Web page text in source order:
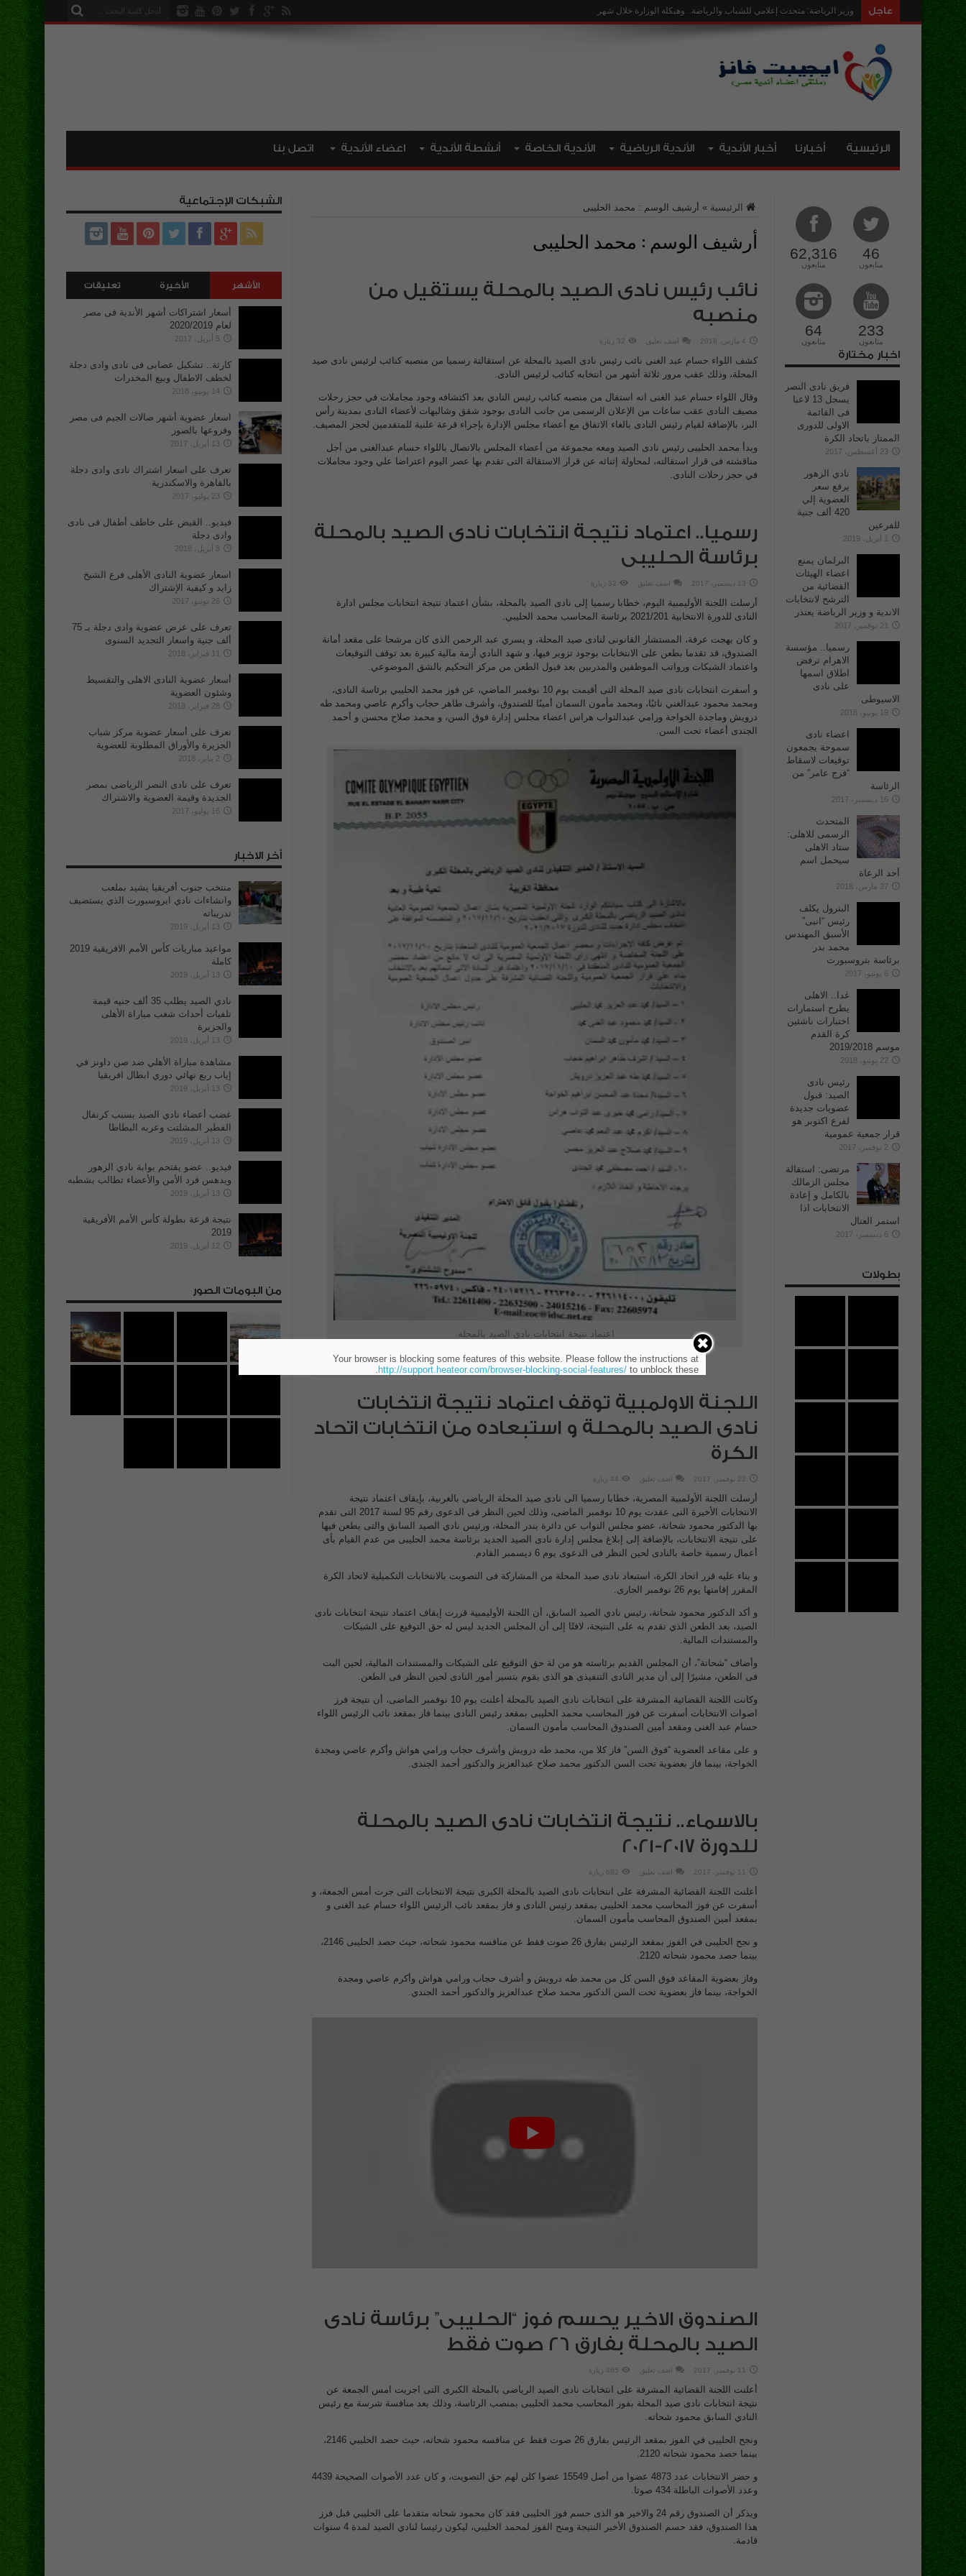
عاجل ارض نادى رويال ح
الرئيسية أخبارنا أخبار الأندية الأندية الرياضية الأندية الخاصة أنشطة الأندية اعضاء الأندية اتصل بنا
الرئيسية » أرشيف الوسم : محمد الحليبى
أرشيف الوسم : محمد الحليبى
نائب رئيس نادى الصيد بالمحلة يستقيل من
منصبه
4 مارس، 2018 اضف تعليق 32 زيارة
كشف اللواء حسام عبد الغنى نائب رئيس نادى الصيد بالمحلة عن استقالتة رسميا من منصبه كنائب لرئيس نادى صيد
المحلة، وذلك عقب مرور ثلاثة أشهر من انتخابه كنائب لرئيس النادى.
وقال اللواء حسام عبد الغنى انه استقال من منصبه كنائب رئيس النادي بعد اكتشافه وجود مجاملات في حجز رحلات
مصيف النادى عقب ساعات من الإعلان الرسمى من جانب النادى بوجود شقق وشاليهات لأعضاء النادى بمدينة رأس
البر، بالإضافة لقيام رئيس النادى بالغاء الاتفاق مع أعضاء مجلس الإدارة بإجراء قرعة علنية للمتقدمين لحجز المصيف.
وبدأ محمد الحليبى رئيس نادى الصيد ومعه مجموعة من أعضاء المجلس بالاتصال باللواء حسام عبدالغنى من أجل
مناقشته فى قرار استقالته، لمحاولة إثنائه عن قرار الاستقالة التى تقدم بها عصر اليوم اعتراضا علي وجود مجاملات
في حجز رحلات النادى.
رسميا.. اعتماد نتيجة انتخابات نادى الصيد بالمحلة
برئاسة الحليبى
13 ديسمبر، 2017 اضف تعليق 32 زيارة
أرسلت اللجنة الأوليمبية اليوم، خطابا رسميا إلى نادى الصيد بالمحلة، بشأن اعتماد نتيجة انتخابات مجلس ادارة
النادى للدورة الانتخابية 2021/201 برئاسة المحاسب محمد الحليبي.
و كان بهجت عرفة، المستشار القانونى لنادى صيد المحلة، و يسري عبد الرحمن الذى كان مرشحا على مقعد أمانة
الصندوق، قد تقدما بطعن على الانتخابات بوجود تزوير فيها، و شهد النادي أزمة مالية كبيرة بعد توقف التوقيعات
واعتماد الشيكات ورواتب الموظفين والمدربين بعد قبول الطعن من مركز التحكيم بالشق الموضوعي.
و أسفرت انتخابات نادى صيد المحلة التى أقيمت يوم 10 نوفمبر الماضي، عن فوز محمد الحليبي برئاسة النادى،
ومحمد محمود عبدالغني نائبًا، ومحمد مأمون السمان أمينًا للصندوق، وأشرف طاهر حجاب وأكرم عاصي ومحمد طه
درويش وماجدة الخواجة ورامي عبدالتواب هراس اعضاء مجلس إدارة فوق السن، و محمد صلاح محسن و أحمد
الجندى أعضاء تحت السن.
اعتماد نتيجة انتخابات نادى الصيد بالمحلة.
اللجنة الاولمبية توقف اعتماد نتيجة انتخابات
نادى الصيد بالمحلة و استبعاده من انتخابات اتحاد
الكرة
22 نوفمبر، 2017 اضف تعليق 44 زيارة
أرسلت اللجنة الأولمبية المصرية، خطابا رسميا الى نادى صيد المحلة الرياضى بالغربية، بإيقاف اعتماد نتيجة
الانتخابات الأخيرة التى عقدت يوم 10 نوفمبر الماضى، وذلك لحين النظر فى الدعوى رقم 95 لسنة 2017 التى تقدم
بها الدكتور محمود شحاتة، عضو مجلس النواب عن دائرة بندر المحلة، ورئيس نادي الصيد السابق والتى يطعن فيها
على نتيجة الانتخابات، بالإضافة إلى إبلاغ مجلس إدارة نادى الصيد الجديد برئاسة محمد الحليبى من عدم القيام بأى
أعمال رسمية خاصة بالنادى لحين النظر فى الدعوى يوم 6 ديسمبر القادم.
و بناء عليه قرر اتحاد الكرة، استبعاد نادى صيد المحلة من المشاركة فى التصويت بالانتخابات التكميلية لاتحاد الكرة
المقرر إقامتها يوم 26 نوفمبر الجارى.
و أكد الدكتور محمود شحاتة، رئيس نادي الصيد السابق، أن اللجنة الأوليمبية قررت إيقاف اعتماد نتيجة انتخابات نادى
الصيد، بعد الطعن الذي تقدم به على النتيجة، لافتًا إلى أن المجلس الجديد ليس له حق التوقيع على الشيكات
والمستندات المالية.
وأضاف “شحاتة”، أن المجلس القديم برئاسته هو من لة حق التوقيع على الشيكات والمستندات المالية، لحين البت
فى الطعن، مشيرًا إلى أن مدير النادى التنفيذى هو الذى يقوم بتسير أمور النادى لحين النظر فى الطعن.
وكانت اللجنة القضائية المشرفة على انتخابات نادى الصيد بالمحلة أعلنت يوم 10 نوفمبر الماضى، أن نتيجة فرز
اصوات الانتخابات أسفرت عن فوز المحاسب محمد الحليبى بمقعد رئيس النادى بينما فاز بمقعد نائب الرئيس اللواء
حسام عبد الغنى ومقعد أمين الصندوق المحاسب مأمون السمان.
و على مقاعد العضوية “فوق السن” فاز كلا من، محمد طه درويش وأشرف حجاب ورامي هواش وأكرم عاصي ومجدة
الخواجة، بينما فاز بعضوية تحت السن الدكتور محمد صلاح عبدالعزيز والدكتور أحمد الجندى.
بالاسماء.. نتيجة انتخابات نادى الصيد بالمحلة
للدورة 2017-2021
11 نوفمبر، 2017 اضف تعليق 682 زيارة
أعلنت اللجنة القضائية المشرفة على انتخابات نادى الصيد بالمحلة الكبرى نتيجة الانتخابات التى جرت أمس الجمعة، و
أسفرت عن فوز المحاسب محمد الحليبى بمقعد رئيس النادى و فاز بمقعد نائب الرئيس اللواء حسام عبد الغنى و
بمقعد أمين الصندوق المحاسب مأمون السمان.
و نجح الحليبى في الفوز بمقعد الرئيس بفارق 26 صوت فقط عن منافسه محمود شحاته، حيث حصد الحليبى 2146،
بينما حصد محمود شحاته 2120.
وفاز بعضوية المقاعد فوق السن كل من محمد طه درويش و أشرف حجاب ورامي هواش وأكرم عاصي ومجدة
الخواجة، بينما فاز بعضوية تحت السن الدكتور محمد صلاح عبدالعزيز والدكتور أحمد الجندي.
الصندوق الاخير يحسم فوز “الحليبى” برئاسة نادى
الصيد بالمحلة بفارق 26 صوت فقط
11 نوفمبر، 2017 اضف تعليق 465 زيارة
أعلنت اللجنة القضائية المشرفة على انتخابات نادى الصيد الرياضى بالمحلة الكبرى التى اجريت امس الجمعة عن
نتيجة انتخابات نادى صيد المحلة بفوز المحاسب محمد الحليبى بمنصب الرئاسة، وذلك بعد منافسة شرسة مع رئيس
النادي السابق محمود شحاته.
ونجح الحليبى في الفوز بمقعد الرئيس بفارق 26 صوت فقط عن منافسه محمود شحاته، حيث حصد الحليبي 2146،
بينما حصد محمود شحاته 2120.
و حضر الانتخابات عدد 4873 عضوا من أصل 15549 عضوا كلن لهم حق التصويت، و كان عدد الأصوات الصحيحة 4439
وعدد الأصوات الباطلة 434 صوتا.
ويذكر أن الصندوق رقم 24 والاخير هو الذى حسم فوز الحليبى فقد كان محمود شحاته متقدما على الحليبي قبل فرز
هذا الصندوق، فقد حسم الصندوق الأخير النتيجة ومنح الفوز لمحمد الحليبي، ليكون رئيسا لنادي الصيد لمدة 4 سنوات
قادمة.
46
متابعون
62,316
متابعون
233
متابعون
64
متابعون
اخبار مختارة
فريق نادى النصر
يسجل 13 لاعبا
فى القائمة
الاولى للدورى
الممتاز باتحاد الكرة
23 أغسطس، 2017
نادي الزهور
يرفع سعر
العضوية إلي
420 ألف جنية
للفرعين
1 أبريل، 2019
البرلمان يمنع
اعضاء الهيئات
القضائية من
الترشح لانتخابات
الاندية و وزير الرياضة يعتذر
21 نوفمبر، 2017
رسميا.. مؤسسة
الاهرام ترفض
اطلاق اسمها
على نادى
الاسيوطى
19 يونيو، 2018
اعضاء نادى
سموحة يجمعون
توقيعات لاسقاط
“فرج عامر” من
الرئاسة
16 ديسمبر، 2017
المتحدث
الرسمى للاهلى:
ستاد الاهلى
سيحمل اسم
أحد الرعاة
27 مارس، 2018
البترول يكلف
رئيس “انبى”
الأسبق المهندس
محمد بدر
برئاسة بتروسبورت
6 يونيو، 2017
غدا.. الاهلى
يطرح استمارات
اختبارات ناشئين
كرة القدم
موسم 2019/2018
22 يونيو، 2018
رئيس نادى
الصيد: قبول
عضويات جديدة
لفرع اكتوبر هو
قرار جمعية عمومية
2 نوفمبر، 2017
مرتضى: استقالة
مجلس الزمالك
بالكامل و إعادة
الانتخابات اذا
استمر العتال
6 ديسمبر، 2017
بطولات
الشبكات الإجتماعية
الأشهر الأخيرة تعليقات
أسعار اشتراكات أشهر الأندية فى مصر
لعام 2020/2019
5 أبريل، 2017
كارثة.. تشكيل عصابى فى نادى وادى دجلة
لخطف الاطفال وبيع المخدرات
14 يونيو، 2018
اسعار عضوية أشهر صالات الجيم فى مصر
وفروعها بالصور
13 أبريل، 2017
تعرف على اسعار اشتراك نادى وادى دجلة
بالقاهرة والاسكندرية
23 يوليو، 2017
فيديو.. القبض على خاطف أطفال فى نادى
وادى دجلة
8 أبريل، 2018
اسعار عضوية النادى الأهلى فرع الشيخ
زايد و كيفية الإشتراك
26 يونيو، 2017
تعرف على عرض عضوية وادى دجلة بـ 75
ألف جنية واسعار التجديد السنوى
11 فبراير، 2018
أسعار عضوية النادى الاهلى والتقسيط
وشئون العضوية
28 فبراير، 2018
تعرف على أسعار عضوية مركز شباب
الجزيرة والأوراق المطلوبة للعضوية
2 يناير، 2018
تعرف على نادى النصر الرياضى بمصر
الجديدة وقيمة العضوية والاشتراك
16 يوليو، 2017
أخر الاخبار
منتخب جنوب أفريقيا يشيد بملعب
وانشاءات نادي ايروسبورت الذي يستضيف
تدريباته
13 أبريل، 2019
مواعيد مباريات كأس الأمم الافريقية 2019
كاملة
13 أبريل، 2019
نادي الصيد يطلب 35 ألف جنيه قيمة
تلفيات أحداث شغب مباراة الأهلى
والجزيرة
13 أبريل، 2019
مشاهدة مباراة الأهلي ضد صن داونز في
إياب ربع نهائي دوري ابطال افريقيا
13 أبريل، 2019
غضب أعضاء نادي الصيد بسبب كرنفال
الفطير المشلتت وعربه البطاطا
13 أبريل، 2019
فيديو.. عضو يقتحم بوابة نادي الزهور
ويدهس فرد الأمن والأعضاء تطالب بشطبه
13 أبريل، 2019
نتيجة قرعة بطولة كأس الأمم الأفريقية
2019
12 أبريل، 2019
من البومات الصور
Your browser is blocking some features of this website. Please follow the instructions at
http://support.heateor.com/browser-blocking-social-features/to unblock these.